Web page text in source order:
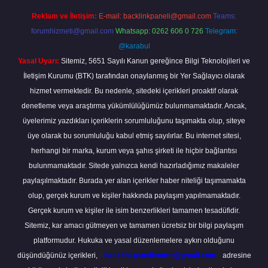
Reklam ve İletişim: E-mail: backlinkpaneli@gmail.com Teams:
forumhizmeti@gmail.com Whatsapp: 0262 606 0 726 Telegram:
@karabul
Yasal Uyarı: Sitemiz, 5651 Sayılı Kanun gereğince Bilgi Teknolojileri ve
İletişim Kurumu (BTK) tarafından onaylanmış bir Yer Sağlayıcı olarak
hizmet vermektedir. Bu nedenle, sitedeki içerikleri proaktif olarak
denetleme veya araştırma yükümlülüğümüz bulunmamaktadır. Ancak,
üyelerimiz yazdıkları içeriklerin sorumluluğunu taşımakta olup, siteye
üye olarak bu sorumluluğu kabul etmiş sayılırlar. Bu internet sitesi,
herhangi bir marka, kurum veya şahıs şirketi ile hiçbir bağlantısı
bulunmamaktadır. Sitede yalnızca kendi hazırladığımız makaleler
paylaşılmaktadır. Burada yer alan içerikler haber niteliği taşımamakta
olup, gerçek kurum ve kişiler hakkında paylaşım yapılmamaktadır.
Gerçek kurum ve kişiler ile isim benzerlikleri tamamen tesadüfidir.
Sitemiz, kar amacı gütmeyen ve tamamen ücretsiz bir bilgi paylaşım
platformudur. Hukuka ve yasal düzenlemelere aykırı olduğunu
düşündüğünüz içerikleri,
backlinkpanelicomtr@gmail.com
adresine